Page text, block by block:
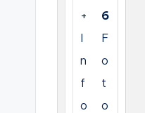
+
I
n
f
o
6
F
o
t
o